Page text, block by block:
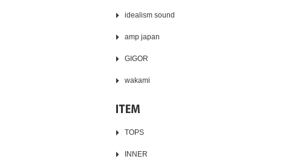
idealism sound
amp japan
GIGOR
wakami
TOPS
INNER